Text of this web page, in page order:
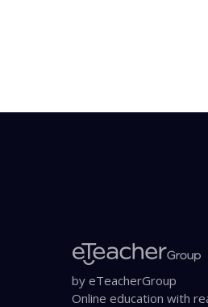
by eTeacherGroup
Online education with